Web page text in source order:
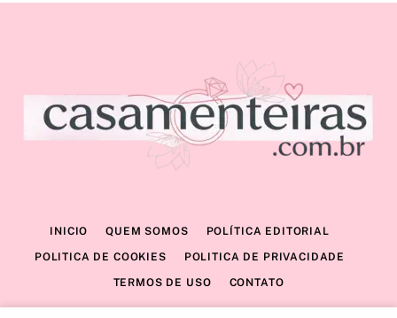
INICIO QUEM SOMOS POLÍTICA EDITORIAL
POLITICA DE COOKIES POLITICA DE PRIVACIDADE
TERMOS DE USO CONTATO